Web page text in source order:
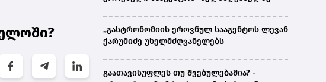
„გასტრონომიის ეროვნულ სააგენტოს ლევან
ქარუმიძე უხელმძღვანელებს
გაათავისუფლეს თუ შვებულებაშია? -